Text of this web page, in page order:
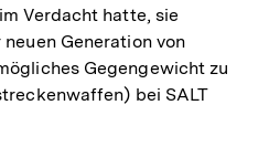
Verdacht hatte, sie
Generation von
Gegengewicht zu
bei SALT